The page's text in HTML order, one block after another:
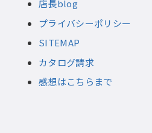
店長blog
プライバシーポリシー
SITEMAP
カタログ請求
感想はこちらまで